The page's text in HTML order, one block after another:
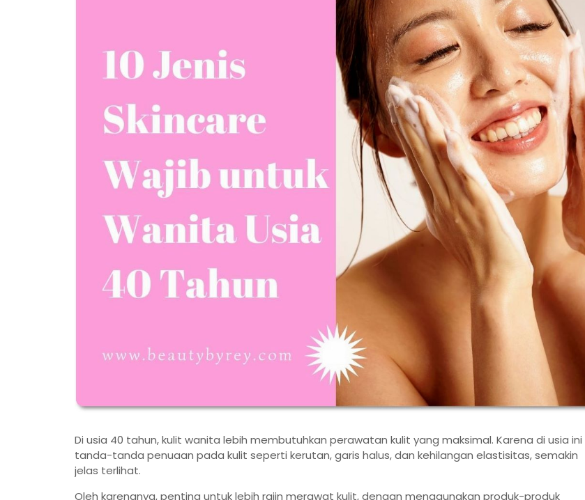
Di usia 40 tahun, kulit wanita lebih membutuhkan perawatan kulit yang maksimal. Karena di usia ini
tanda-tanda penuaan pada kulit seperti kerutan, garis halus, dan kehilangan elastisitas, semakin
jelas terlihat.
Oleh karenanya, penting untuk lebih rajin merawat kulit, dengan menggunakan produk-produk